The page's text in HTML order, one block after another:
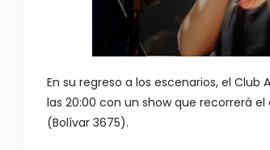
En su regreso a los escenarios, el
las 20:00 con un show que recorrerá
(Bolívar 3675).